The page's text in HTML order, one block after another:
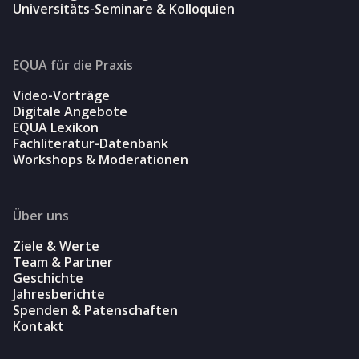
Universitäts-Seminare & Kolloquien
EQUA für die Praxis
Video-Vorträge
Digitale Angebote
EQUA Lexikon
Fachliteratur-Datenbank
Workshops & Moderationen
Über uns
Ziele & Werte
Team & Partner
Geschichte
Jahresberichte
Spenden & Patenschaften
Kontakt